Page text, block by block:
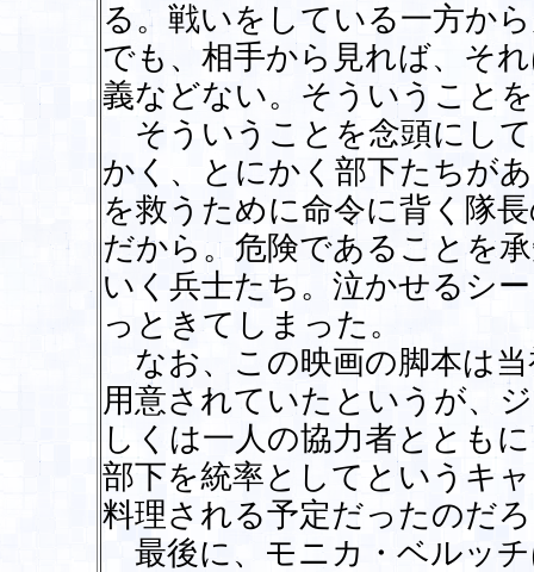
る。戦いをしている一方か
でも、相手から見れば、そ
義などない。そういうこと
そういうことを念頭にし
かく、とにかく部下たちが
を救うために命令に背く隊
だから。危険であることを
いく兵士たち。泣かせるシ
っときてしまった。
なお、この映画の脚本は
用意されていたというが、
しくは一人の協力者ととも
部下を統率としてというキ
料理される予定だったのだ
最後に、モニカ・ベルッ